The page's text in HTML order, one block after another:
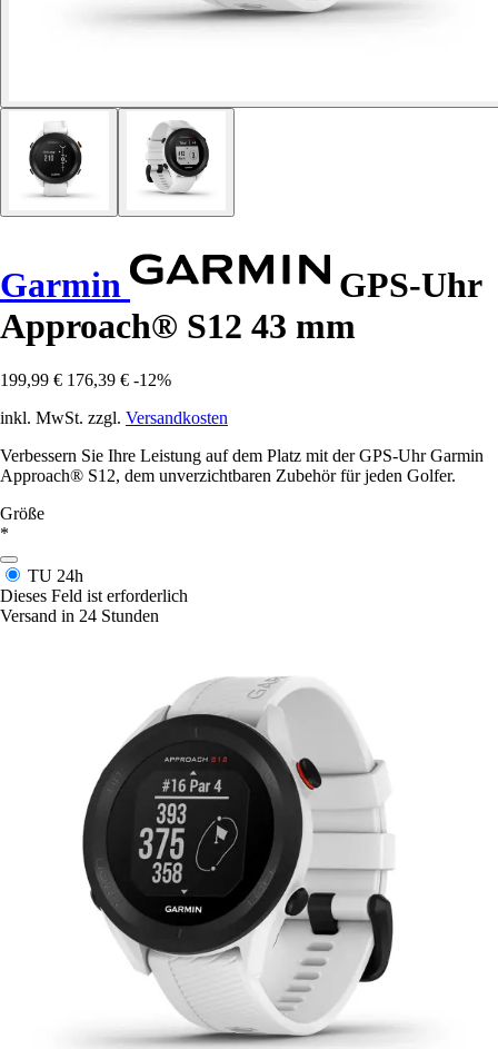
Garmin
GPS-Uhr
Approach® S12 43 mm
199,99 € 176,39 € -12%
inkl. MwSt. zzgl. Versandkosten
Verbessern Sie Ihre Leistung auf dem Platz mit der GPS-Uhr Garmin
Approach® S12, dem unverzichtbaren Zubehör für jeden Golfer.
Größe
*
TU 24h
Dieses Feld ist erforderlich
Versand in 24 Stunden